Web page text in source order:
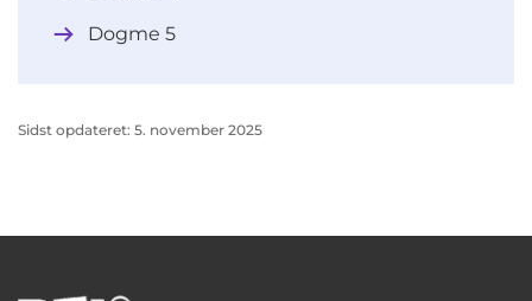
Dogme 5
Sidst opdateret: 5. november 2025